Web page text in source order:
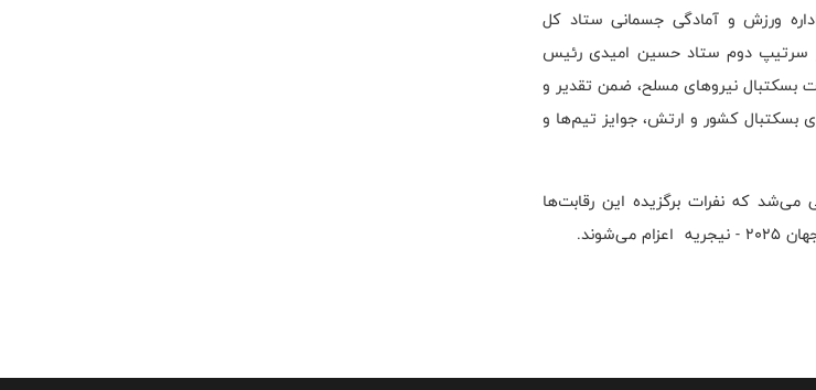
ورزش و آمادگی‌ جسمانی ستاد کل
سرتیپ دوم ستاد حسین امیدی رئیس
بسکتبال نیروهای مسلح، ضمن تقدیر و
بسکتبال کشور و ارتش، جوایز تیم‌ها و
می‌شد که نفرات برگزیده این رقابت‌ها